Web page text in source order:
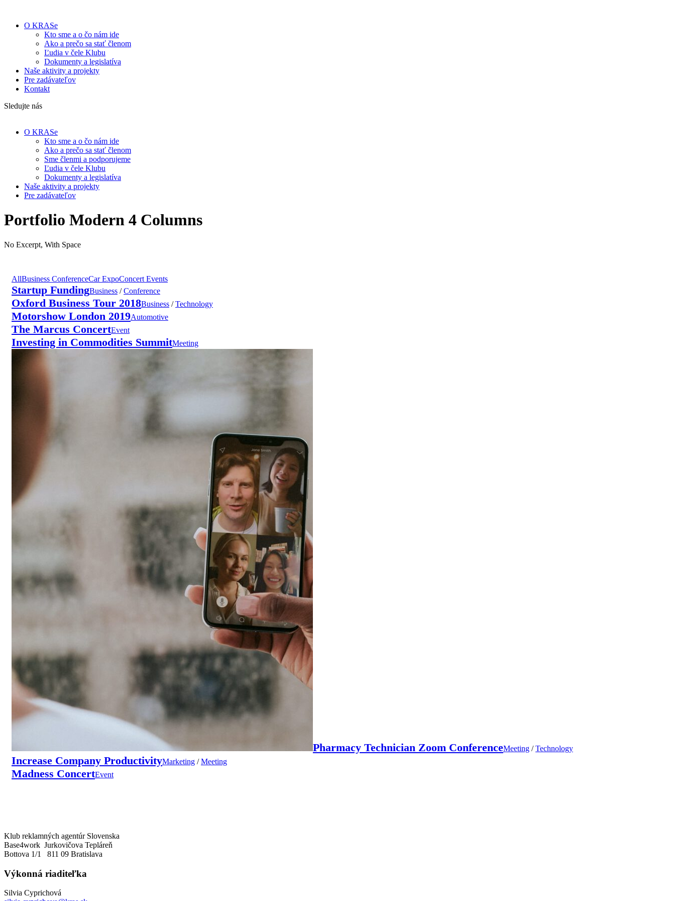
O KRASe
Kto sme a o čo nám ide
Ako a prečo sa stať členom
Ľudia v čele Klubu
Dokumenty a legislatíva
Naše aktivity a projekty
Pre zadávateľov
Kontakt
Sledujte nás
O KRASe
Kto sme a o čo nám ide
Ako a prečo sa stať členom
Sme členmi a podporujeme
Ľudia v čele Klubu
Dokumenty a legislatíva
Naše aktivity a projekty
Pre zadávateľov
Portfolio Modern 4 Columns
No Excerpt, With Space
AllBusiness ConferenceCar ExpoConcert Events
Startup FundingBusiness / Conference
Oxford Business Tour 2018Business / Technology
Motorshow London 2019Automotive
The Marcus ConcertEvent
Investing in Commodities SummitMeeting
Pharmacy Technician Zoom ConferenceMeeting / Technology
Increase Company ProductivityMarketing / Meeting
Madness ConcertEvent
Klub reklamných agentúr Slovenska
Base4work Jurkovičova Tepláreň
Bottova 1/1 811 09 Bratislava
Výkonná riaditeľka
Silvia Cyprichová